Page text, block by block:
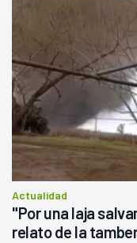
Actualidad
"Por una laja
relato de la